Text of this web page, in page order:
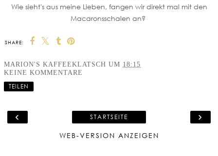
Wie sieht's aus meine Lieben, fangen wir direkt mal mit den
Macaronsschalen an?
SHARE:
MARION'S KAFFEEKLATSCH UM 18:15
KEINE KOMMENTARE
TEILEN
‹ ›
STARTSEITE
WEB-VERSION ANZEIGEN